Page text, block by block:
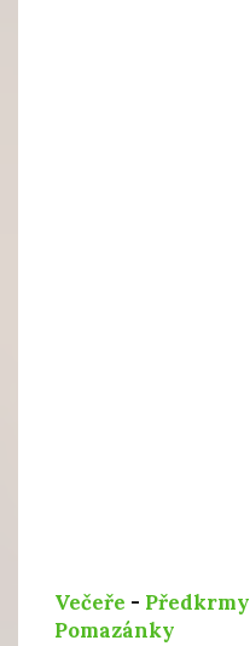
Večeře - Předkrmy
Pomazánky